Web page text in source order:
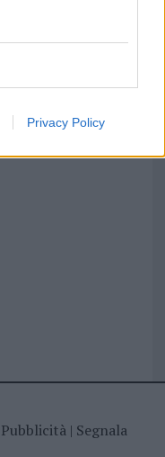
Privacy Policy
Pubblicità| Segnala